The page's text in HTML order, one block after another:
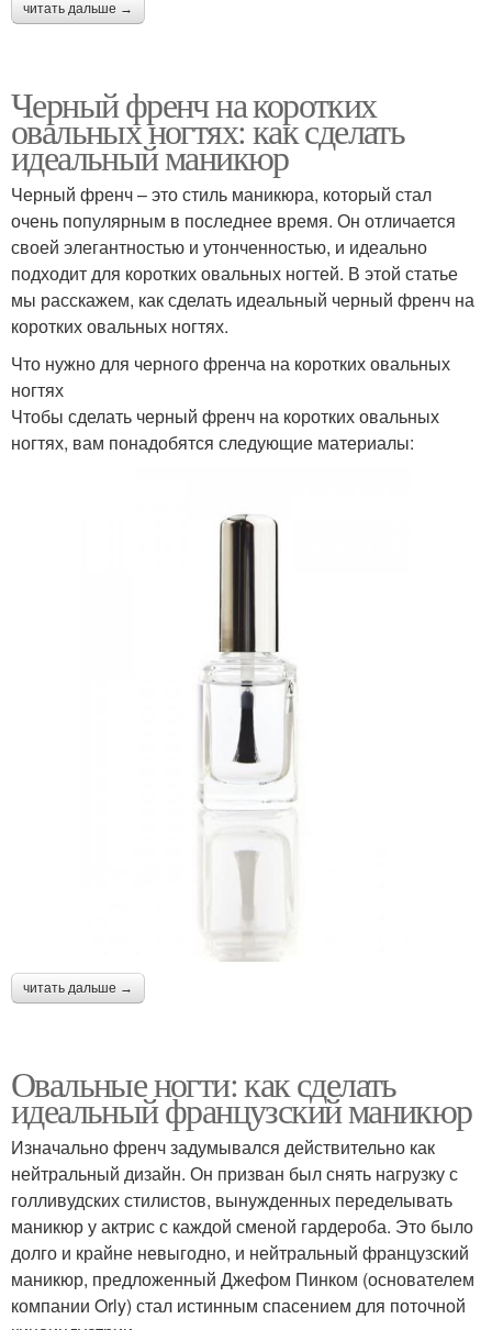
читать дальше →
Черный френч на коротких
овальных ногтях: как сделать
идеальный маникюр
Черный френч – это стиль маникюра, который стал
очень популярным в последнее время. Он отличается
своей элегантностью и утонченностью, и идеально
подходит для коротких овальных ногтей. В этой статье
мы расскажем, как сделать идеальный черный френч на
коротких овальных ногтях.
Что нужно для черного френча на коротких овальных
ногтях
Чтобы сделать черный френч на коротких овальных
ногтях, вам понадобятся следующие материалы:
читать дальше →
Овальные ногти: как сделать
идеальный французский маникюр
Изначально френч задумывался действительно как
нейтральный дизайн. Он призван был снять нагрузку с
голливудских стилистов, вынужденных переделывать
маникюр у актрис с каждой сменой гардероба. Это было
долго и крайне невыгодно, и нейтральный французский
маникюр, предложенный Джефом Пинком (основателем
компании Orly) стал истинным спасением для поточной